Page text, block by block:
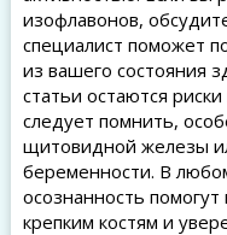
изофлавонов,
специалист поможет
из вашего состояния
статьи остаются
следует помнить,
щитовидной железы
беременности. В
осознанность
крепким костям и